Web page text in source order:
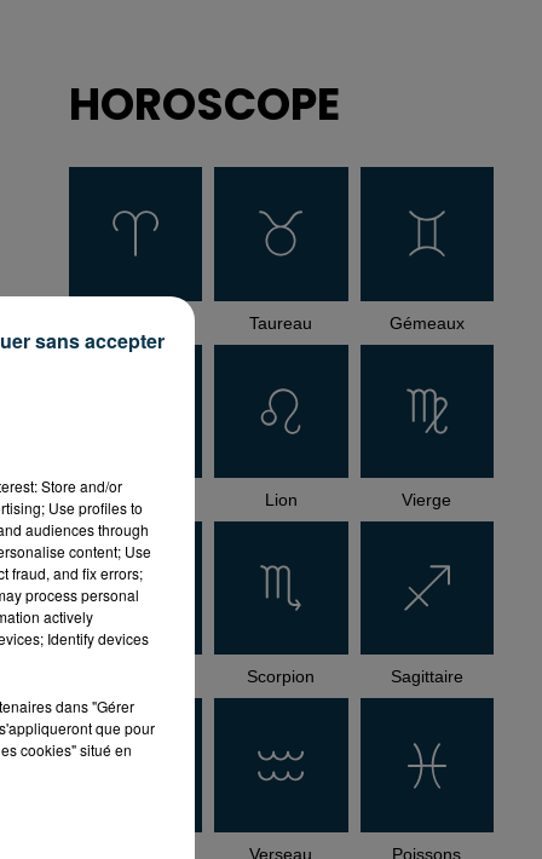
HOROSCOPE
Taureau Gémeaux
Cancer Lion Vierge
Scorpion Sagittaire
Verseau Poissons
Store and/or
Use profiles to
audiences through
content; Use
fraud, and fix errors;
process personal
actively
Identify devices
dans "Gérer
que pour
cookies" situé en
sans accepter